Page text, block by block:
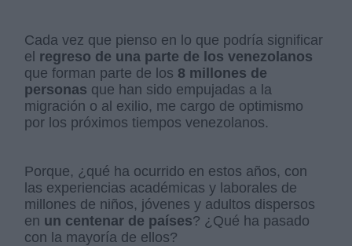
Cada vez que pienso en lo que podría significar
el regreso de una parte de los venezolanos
que forman parte de los 8 millones de
personas que han sido empujadas a la
migración o al exilio, me cargo de optimismo
por los próximos tiempos venezolanos.
Porque, ¿qué ha ocurrido en estos años, con
las experiencias académicas y laborales de
millones de niños, jóvenes y adultos dispersos
en un centenar de países? ¿Qué ha pasado
con la mayoría de ellos?